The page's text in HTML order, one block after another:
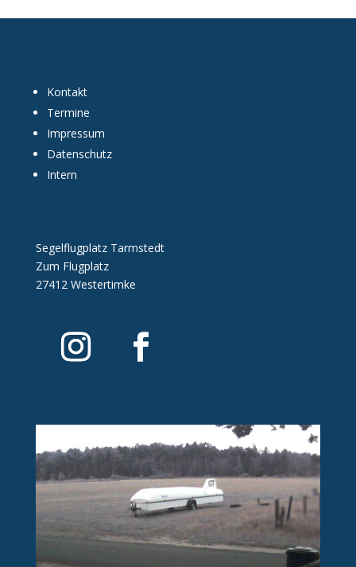
cropped-favicon_q.gif
Kontakt
Termine
Impressum
Datenschutz
Intern
Segelflugplatz Tarmstedt
Zum Flugplatz
27412 Westertimke